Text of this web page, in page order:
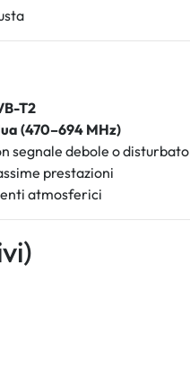
T2
(470–694 MHz)
segnale debole o disturbato
prestazioni
atmosferici